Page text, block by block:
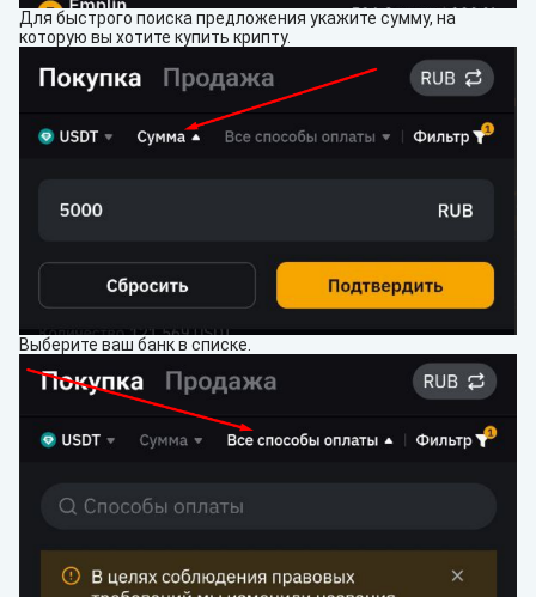
Для быстрого поиска предложения укажите сумму, на
которую вы хотите купить крипту.
Выберите ваш банк в списке.